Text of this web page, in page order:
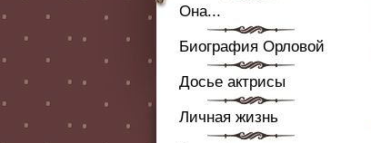
Она...
Биография Орловой
Досье актрисы
Личная жизнь